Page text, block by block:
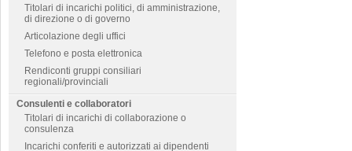
Titolari di incarichi politici, di amministrazione,
di direzione o di governo
Articolazione degli uffici
Telefono e posta elettronica
Rendiconti gruppi consiliari
regionali/provinciali
Consulenti e collaboratori
Titolari di incarichi di collaborazione o
consulenza
Incarichi conferiti e autorizzati ai dipendenti